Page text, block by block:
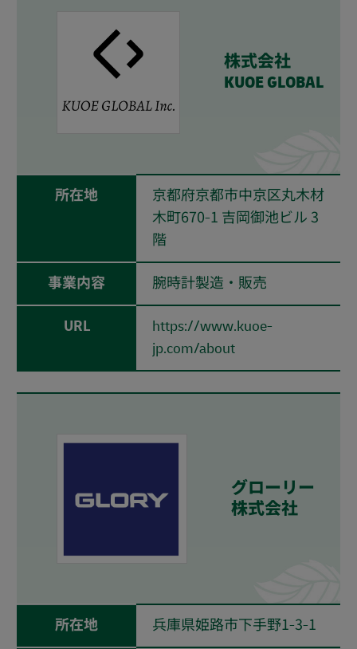
株式会社
KUOE GLOBAL
所在地
京都府京都市中京区丸木材
木町670-1 吉岡御池ビル 3
階
事業内容 腕時計製造・販売
URL
https://www.kuoe-
jp.com/about
グローリー
株式会社
所在地 兵庫県姫路市下手野1-3-1